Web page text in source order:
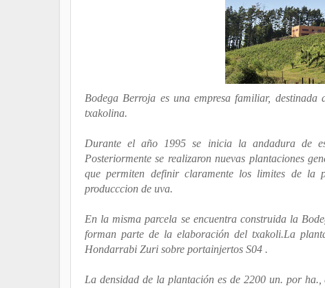
Bodega Berroja es una empresa familiar,
txakolina.
Durante el año 1995 se inicia la andadura de
Posteriormente se realizaron nuevas plantaciones
que permiten definir claramente los limites de la
producccion de uva.
En la misma parcela se encuentra construida la
forman parte de la elaboración del txakoli.La
Hondarrabi Zuri sobre portainjertos S04 .
La densidad de la plantación es de 2200 un. por ha.,